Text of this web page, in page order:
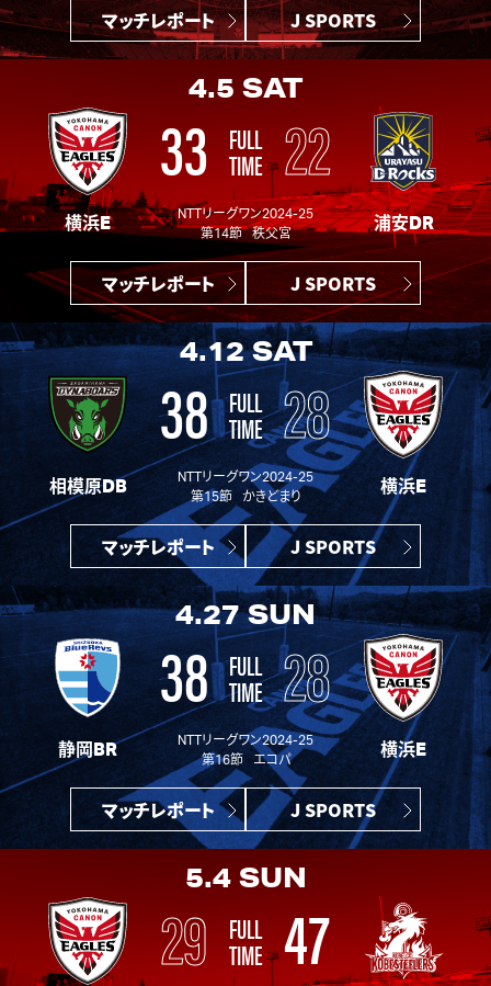
マッチレポート J SPORTS
4.5 SAT
33 FULL
TIME 22
横浜E
NTTリーグワン2024-25
第14節 秩父宮
浦安DR
マッチレポート J SPORTS
4.12SAT
38 FULL
TIME 28
相模原DB
NTTリーグワン2024-25
第15節 かきどまり
横浜E
マッチレポート J SPORTS
4.27SUN
38 FULL
TIME 28
静岡BR
NTTリーグワン2024-25
第16節 エコパ
横浜E
マッチレポート J SPORTS
5.4 SUN
29 FULL
TIME 47